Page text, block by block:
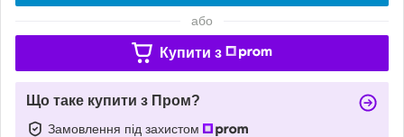
або
Купити з
Що таке купити з Пром?
Замовлення під захистом